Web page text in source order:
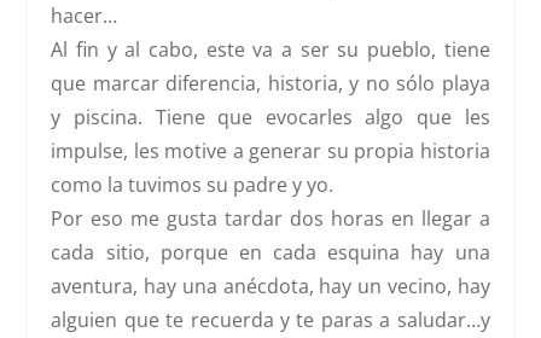
hacer…
Al fin y al cabo, este va a ser su pueblo, tiene
que marcar diferencia, historia, y no sólo playa
y piscina. Tiene que evocarles algo que les
impulse, les motive a generar su propia historia
como la tuvimos su padre y yo.
Por eso me gusta tardar dos horas en llegar a
cada sitio, porque en cada esquina hay una
aventura, hay una anécdota, hay un vecino, hay
alguien que te recuerda y te paras a saludar…y